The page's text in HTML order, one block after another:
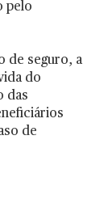
pelo
de seguro, a
do
das
de